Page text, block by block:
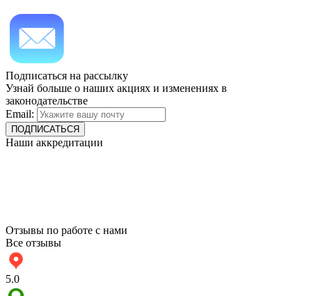
Подписаться на рассылку
Узнай больше о наших акциях и изменениях в
законодательстве
Email:
Наши аккредитации
Отзывы по работе с нами
Все отзывы
5.0